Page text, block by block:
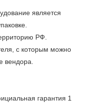
является
РФ.
с которым можно
вендора.
гарантия 1